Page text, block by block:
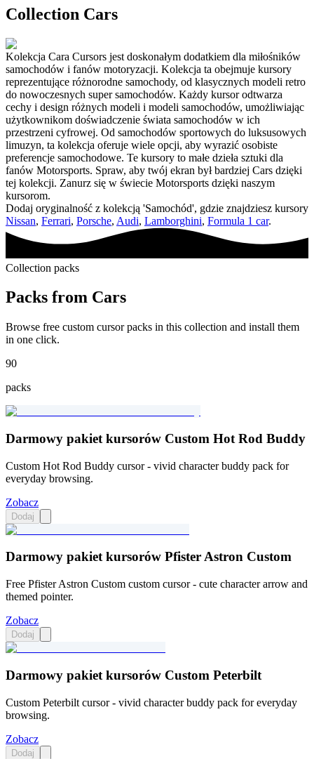
Collection Cars
Kolekcja Cara Cursors jest doskonałym dodatkiem dla miłośników
samochodów i fanów motoryzacji. Kolekcja ta obejmuje kursory
reprezentujące różnorodne samochody, od klasycznych modeli retro
do nowoczesnych super samochodów. Każdy kursor odtwarza
cechy i design różnych modeli i modeli samochodów, umożliwiając
użytkownikom doświadczenie świata samochodów w ich
przestrzeni cyfrowej. Od samochodów sportowych do luksusowych
limuzyn, ta kolekcja oferuje wiele opcji, aby wyrazić osobiste
preferencje samochodowe. Te kursory to małe dzieła sztuki dla
fanów Motorsports. Spraw, aby twój ekran był bardziej Cars dzięki
tej kolekcji. Zanurz się w świecie Motorsports dzięki naszym
kursorom.
Dodaj oryginalność z kolekcją 'Samochód', gdzie znajdziesz kursory
Nissan, Ferrari, Porsche, Audi, Lamborghini, Formula 1 car.
Collection packs
Packs from Cars
Browse free custom cursor packs in this collection and install them
in one click.
90
packs
Darmowy pakiet kursorów Custom Hot Rod Buddy
Custom Hot Rod Buddy cursor - vivid character buddy pack for
everyday browsing.
Zobacz
Dodaj
Darmowy pakiet kursorów Pfister Astron Custom
Free Pfister Astron Custom custom cursor - cute character arrow and
themed pointer.
Zobacz
Dodaj
Darmowy pakiet kursorów Custom Peterbilt
Custom Peterbilt cursor - vivid character buddy pack for everyday
browsing.
Zobacz
Dodaj